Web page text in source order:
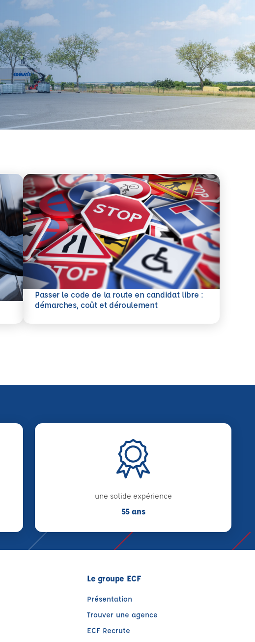
Passer le code de la route en candidat libre :
démarches, coût et déroulement
En savoir plus
une solide expérience
55 ans
Le groupe ECF
Présentation
Trouver une agence
ECF Recrute